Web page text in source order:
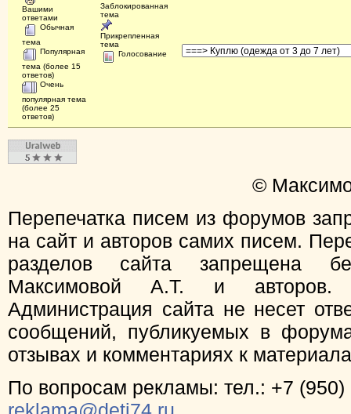
Вашими
ответами
Обычная
тема
Популярная
тема (более 15
ответов)
Очень
популярная тема
(более 25
ответов)
Заблокированная
тема
Прикрепленная
тема
Голосование
©
Перепечатка писем из форумов
на сайт и авторов самих писем.
разделов сайта запрещена
Максимовой А.Т. и
Администрация сайта не несет
сообщений, публикуемых в
отзывах и комментариях к
По вопросам рекламы: тел.: +7 (950)